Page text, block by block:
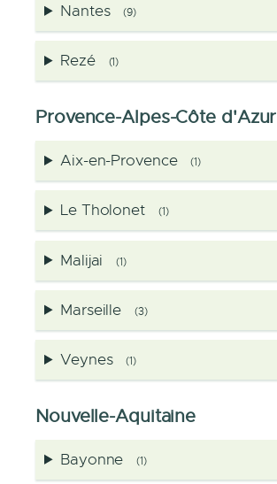
Nantes (9)
Rezé (1)
Provence-Alpes-Côte d'Azur
Aix-en-Provence (1)
Le Tholonet (1)
Malijai (1)
Marseille (3)
Veynes (1)
Nouvelle-Aquitaine
Bayonne (1)